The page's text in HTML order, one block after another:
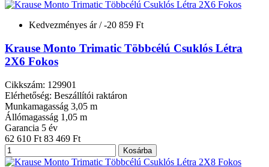
Kedvezményes ár/ -20 859 Ft
Krause Monto Trimatic Többcélú Csuklós Létra
2X6 Fokos
Cikkszám: 129901
Elérhetőség: Beszállítói raktáron
Munkamagasság 3,05 m
Állómagasság 1,05 m
Garancia 5 év
62 610 Ft 83 469 Ft
Kosárba